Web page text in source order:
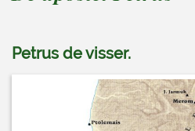
Petrus de visser.